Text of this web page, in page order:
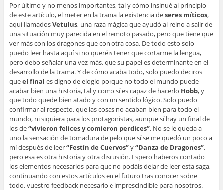
Por último y no menos importantes, tal y cómo insinué al principio
de este artículo, el meter en la trama la existencia deseres míticos,
aquí llamadosVetulus, una raza mágica que ayudó al reino a salir de
una situación muy parecida en el remoto pasado, pero que tiene que
ver más con los dragones que con otra cosa. De todo esto solo
puedo leer hasta aquí si no queréis tener que cortarme la lengua,
pero debo señalar una vez más, que su papel es determinante en el
desarrollo de la trama. Y de cómo acaba todo, solo puedo deciros
queel final es digno de elogio porque no todo el mundo puede
acabar bien una historia, tal y como sí es capaz de hacerlo Hobb, y
que todo quede bien atado y con un sentido lógico. Solo puedo
confirmar al respecto, que las cosas no acaban bien para todo el
mundo, ni siquiera para los protagonistas, aunque sí hay un final de
los de“vivieron felices y comieron perdices”. No se le queda a
uno la sensación de tomadura de pelo que sí se me quedó un poco a
mí después de leer“Festín de Cuervos”y“Danza de Dragones”,
pero esa es otra historia y otra discusión. Espero haberos contado
los elementos necesarios para que no podáis dejar de leer esta saga,
continuando con estos artículos en el futuro tras conocer sobre
todo, vuestro feedback necesario e imprescindible para nosotros.